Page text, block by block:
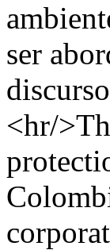
ser
<hr/